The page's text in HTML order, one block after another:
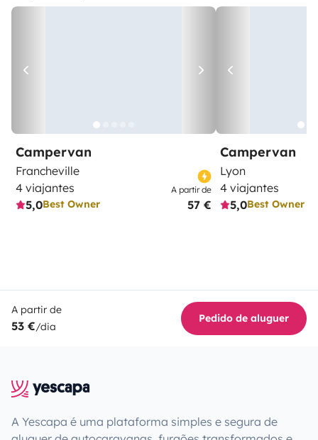
Campervan
Francheville
4 viajantes
5,0Best Owner
A partir de
57 €
Campervan
Lyon
4 viajantes
5,0Best Owner
A partir de
53 €/dia
Pedido de aluguer
A Yescapa é uma plataforma simples e segura de